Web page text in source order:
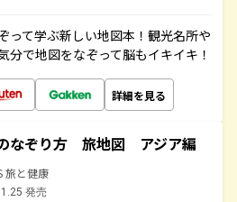
って学ぶ新しい地図本！観光名所や
分で地図をなぞって脳もイキイキ！
詳細を見る
なぞり方 旅地図 アジア編
旅と健康
発売